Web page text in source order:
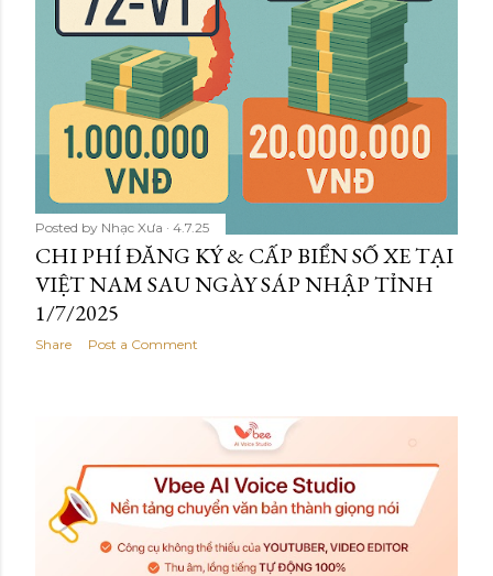
Posted by Nhạc Xưa 4.7.25
CHI PHÍ ĐĂNG KÝ & CẤP BIỂN SỐ XE TẠI
VIỆT NAM SAU NGÀY SÁP NHẬP TỈNH
1/7/2025
Share Post a Comment